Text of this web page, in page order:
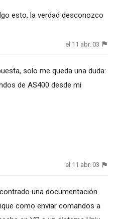
esto, la verdad desconozco
el 11 abr. 03
solo me queda una duda:
de AS400 desde mi
el 11 abr. 03
una documentación
como enviar comandos a